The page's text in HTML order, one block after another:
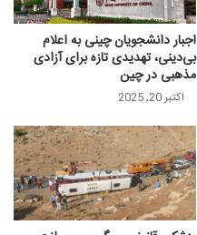
اجبار دانشجویان چینی به اعلام
بی‌دینی، تهدیدی تازه برای آزادی
مذهبی در چین
اکتبر 20, 2025